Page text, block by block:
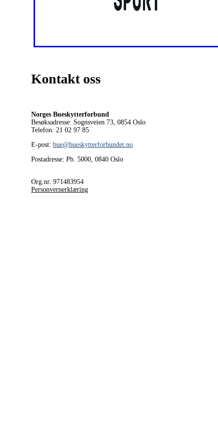
Kontakt oss
Norges Bueskytterforbund
Besøksadresse: Sognsveien 73, 0854 Oslo
Telefon: 21 02 97 85
E-post: bue@bueskytterforbundet.no
Postadresse: Pb. 5000, 0840 Oslo
Org.nr. 971483954
Personvernerklæring